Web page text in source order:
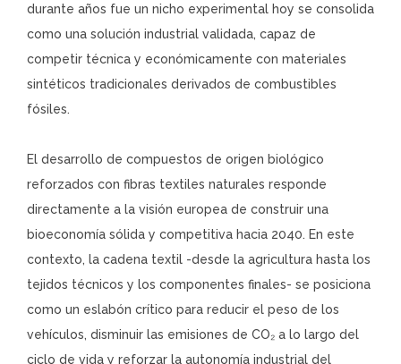
durante años fue un nicho experimental hoy se consolida
como una solución industrial validada, capaz de
competir técnica y económicamente con materiales
sintéticos tradicionales derivados de combustibles
fósiles.
El desarrollo de compuestos de origen biológico
reforzados con fibras textiles naturales responde
directamente a la visión europea de construir una
bioeconomía sólida y competitiva hacia 2040. En este
contexto, la cadena textil -desde la agricultura hasta los
tejidos técnicos y los componentes finales- se posiciona
como un eslabón crítico para reducir el peso de los
vehículos, disminuir las emisiones de CO₂ a lo largo del
ciclo de vida y reforzar la autonomía industrial del